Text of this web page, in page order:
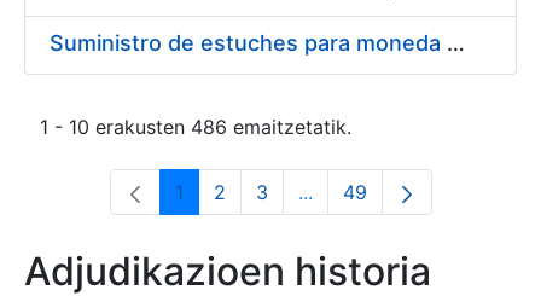
Suministro de estuches para moneda de 30 €
1 - 10 erakusten 486 emaitzetatik.
Orrialdea
1 Orrialdea
2 Orrialdea
3 ...Intermediate Pages Use
Orrialdea
49
Adjudikazioen historia